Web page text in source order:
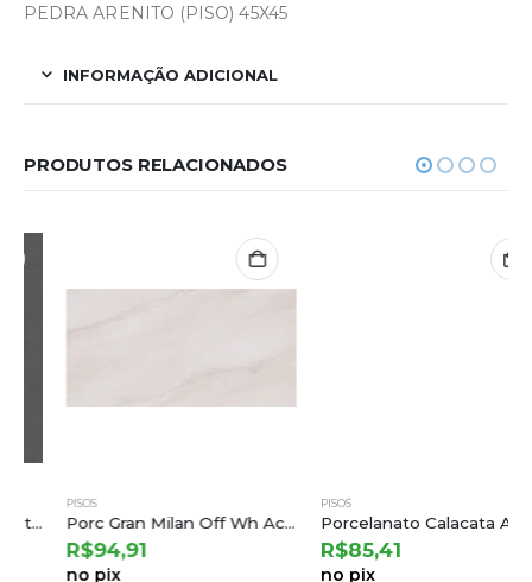
PEDRA ARENITO (PISO) 45X45
INFORMAÇÃO ADICIONAL
PRODUTOS RELACIONADOS
Porc Gran Milan Off Wh Acet – Ct620697 62×122 a Castelli (2,28) B.6 Ton.71 Lt.0005
94,91
no pix
Porcelanato Calacata Ar 83002 83×83 a Damme
85,41
no pix